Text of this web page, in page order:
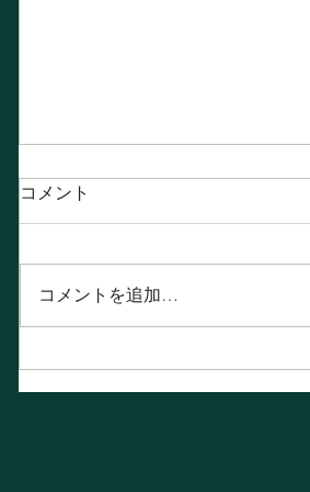
あっという間に一週間が
コメント
コメントを追加…